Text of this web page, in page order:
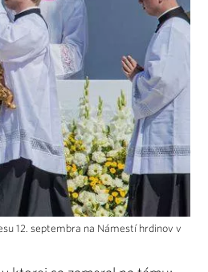
12. septembra na Námestí hrdinov v